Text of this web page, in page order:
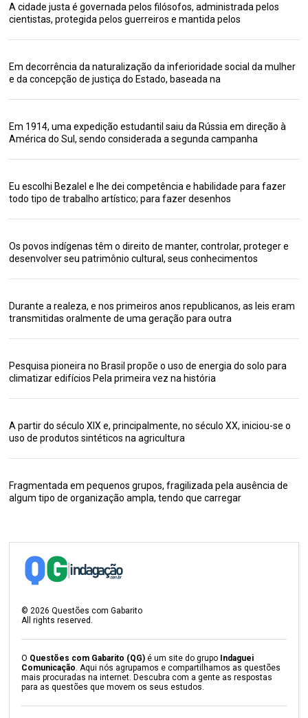
A cidade justa é governada pelos filósofos, administrada pelos
cientistas, protegida pelos guerreiros e mantida pelos
Em decorrência da naturalização da inferioridade social da mulher
e da concepção de justiça do Estado, baseada na
Em 1914, uma expedição estudantil saiu da Rússia em direção à
América do Sul, sendo considerada a segunda campanha
Eu escolhi Bezalel e lhe dei competência e habilidade para fazer
todo tipo de trabalho artístico; para fazer desenhos
Os povos indígenas têm o direito de manter, controlar, proteger e
desenvolver seu patrimônio cultural, seus conhecimentos
Durante a realeza, e nos primeiros anos republicanos, as leis eram
transmitidas oralmente de uma geração para outra
Pesquisa pioneira no Brasil propõe o uso de energia do solo para
climatizar edifícios Pela primeira vez na história
A partir do século XIX e, principalmente, no século XX, iniciou-se o
uso de produtos sintéticos na agricultura
Fragmentada em pequenos grupos, fragilizada pela ausência de
algum tipo de organização ampla, tendo que carregar
© 2026 Questões com Gabarito
All rights reserved.
O Questões com Gabarito (QG) é um site do grupo Indaguei
Comunicação . Aqui nós agrupamos e compartilhamos as questões
mais procuradas na internet. Descubra com a gente as respostas
para as questões que movem os seus estudos.